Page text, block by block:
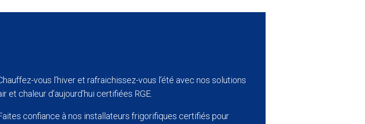
vous l’hiver et rafraichissez-vous l’été avec nos solutions
et chaleur d’aujourd’hui certifiées RGE.
confiance à nos installateurs frigorifiques certifiés pour